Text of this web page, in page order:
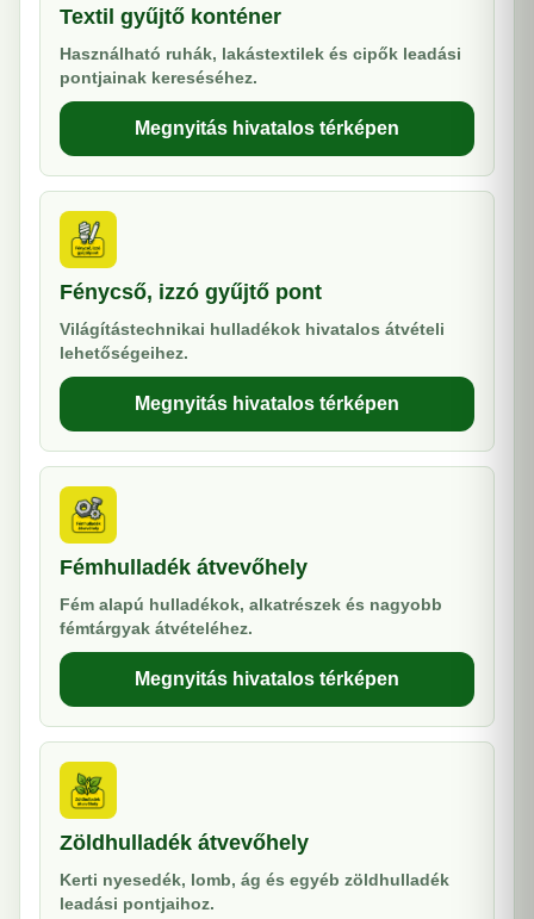
Textil gyűjtő konténer
Használható ruhák, lakástextilek és cipők leadási
pontjainak kereséséhez.
Megnyitás hivatalos térképen
Fénycső, izzó gyűjtő pont
Világítástechnikai hulladékok hivatalos átvételi
lehetőségeihez.
Megnyitás hivatalos térképen
Fémhulladék átvevőhely
Fém alapú hulladékok, alkatrészek és nagyobb
fémtárgyak átvételéhez.
Megnyitás hivatalos térképen
Zöldhulladék átvevőhely
Kerti nyesedék, lomb, ág és egyéb zöldhulladék
leadási pontjaihoz.